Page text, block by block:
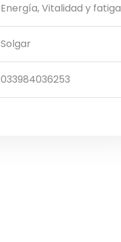
Energía,Vitalidad y fatiga
Solgar
033984036253